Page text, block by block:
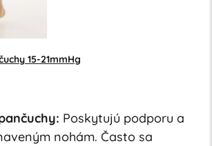
15-21mmHg
Poskytujú podporu a
nohám. Často sa